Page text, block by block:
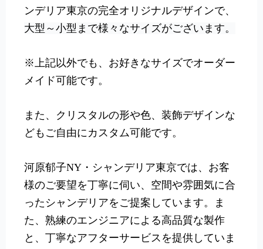
ンデリア東京の完全オリジナルデザインで、
大型～小型まで様々なサイズがございます。
※上記以外でも、お好きなサイズでオーダー
メイド可能です。
また、クリスタルの形や色、装飾デザインな
どもご自由にカスタム可能です。
河原郁子NY・シャンデリア東京では、お客
様のご要望を丁寧に伺い、空間や雰囲気に合
ったシャンデリアをご提案しています。ま
た、熟練のエンジニアによる高品質な製作
と、丁寧なアフターサービスを提供していま